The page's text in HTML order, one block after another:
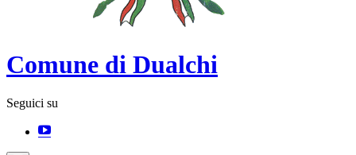
Comune di Dualchi
Seguici su